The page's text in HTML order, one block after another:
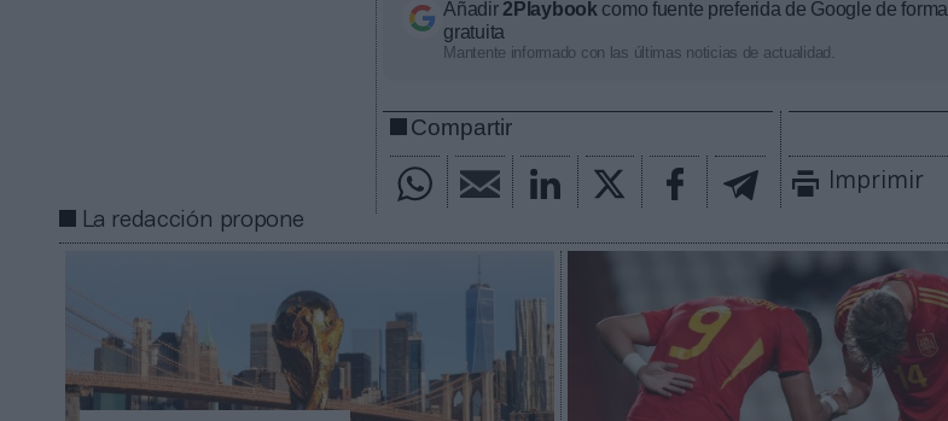
Añadir2Playbook como fuente preferida de Google de forma
gratuita
Mantente informado con las últimas noticias de actualidad.
Compartir
Imprimir
La redacción propone